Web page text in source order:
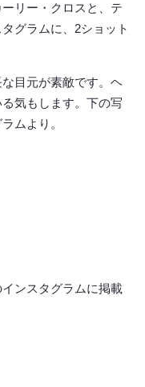
リー・クロスと、テ
グラムに、2ショット
目元が素敵です。ヘ
気もします。下の写
ムより。
ンスタグラムに掲載